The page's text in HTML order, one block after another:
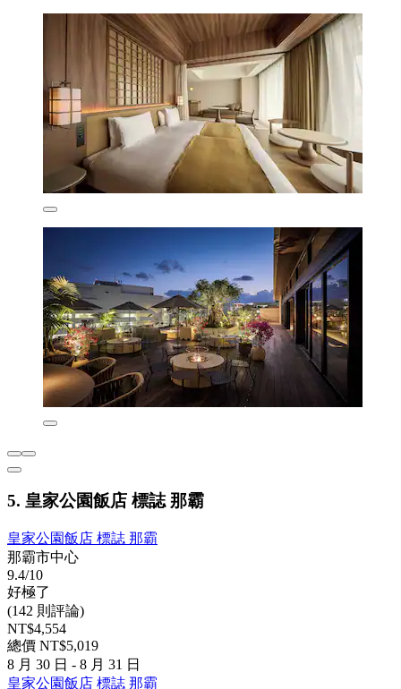
5. 皇家公園飯店 標誌 那霸
皇家公園飯店 標誌 那霸
那霸市中心
9.4/10
好極了
(142 則評論)
NT$4,554
總價 NT$5,019
8 月 30 日 - 8 月 31 日
皇家公園飯店 標誌 那霸